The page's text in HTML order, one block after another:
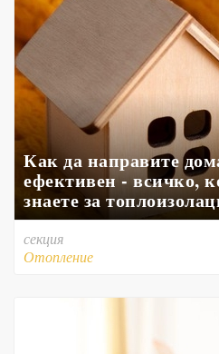
Как да направите
ефективен - всичко,
знаете за
секция
Отопление